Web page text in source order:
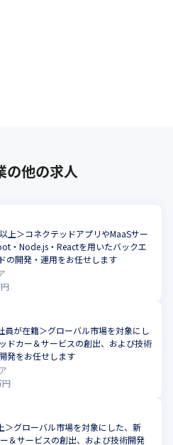
の他の求人
上＞コネクテッドアプリやMaaSサー
・Node.js・Reactを用いたバックエ
の開発・運用をお任せします
員が在籍＞グローバル市場を対象にし
ドカー＆サービスの創出、および技術
発をお任せします
円
＞グローバル市場を対象にした、新
＆サービスの創出、および技術開発